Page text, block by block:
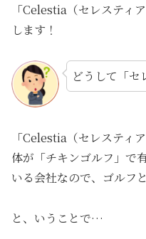
「Celestia（セレスティ
します！
どうして「セ
「Celestia（セレスティ
体が「チキンゴルフ」で
いる会社なので、ゴルフ
と、いうことで…